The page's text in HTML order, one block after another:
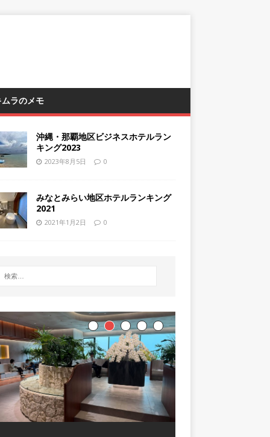
ラのメモ
沖縄・那覇地区ビジネスホテルラン
キング2023
2023年8月5日 0
みなとみらい地区ホテルランキング
2021
2021年1月2日 0